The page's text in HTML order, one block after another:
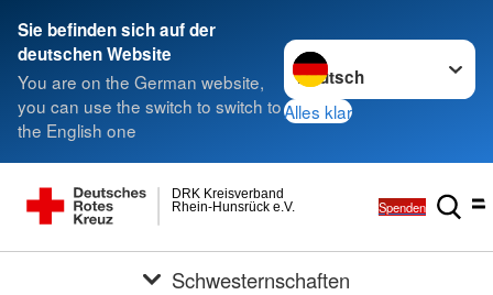
Sie befinden sich auf der
deutschen Website
You are on the German website,
you can use the switch to switch to
the English one
Sprache wechseln zu
Alles klar
Rhein-Hunsrück e.V.
DRK Kreisverband
Spenden
Schwesternschaften